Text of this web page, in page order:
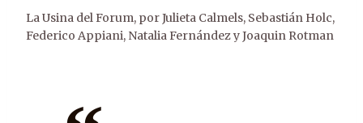
La Usina del Forum, por Julieta Calmels, Sebastián Holc,
Federico Appiani, Natalia Fernández y Joaquin Rotman